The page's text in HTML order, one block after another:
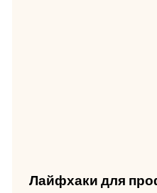
Лайфхаки для